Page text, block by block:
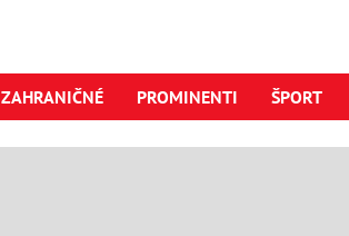
ZAHRANIČNÉ PROMINENTI ŠPORT